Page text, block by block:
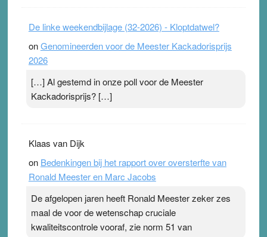
De linke weekendbijlage (32-2026) - Kloptdatwel?
onGenomineerden voor de Meester Kackadorisprijs
2026
[…] Al gestemd in onze poll voor de Meester
Kackadorisprijs? […]
Klaas van Dijk
on Bedenkingen bij het rapport over oversterfte van
Ronald Meester en Marc Jacobs
De afgelopen jaren heeft Ronald Meester zeker zes
maal de voor de wetenschap cruciale
kwaliteitscontrole vooraf, zie norm 51 van